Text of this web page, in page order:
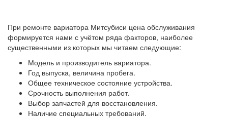
При ремонте вариатора Митсубиси цена обслуживания
формируется нами с учётом ряда факторов, наиболее
существенными из которых мы читаем следующие:
Модель и производитель вариатора.
Год выпуска, величина пробега.
Общее техническое состояние устройства.
Срочность выполнения работ.
Выбор запчастей для восстановления.
Наличие специальных требований.